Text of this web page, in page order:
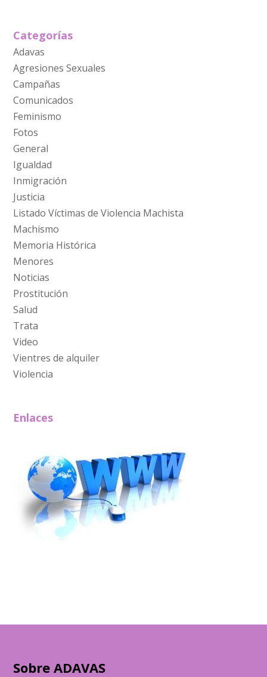
Categorías
Adavas
Agresiones Sexuales
Campañas
Comunicados
Feminismo
Fotos
General
Igualdad
Inmigración
Justicia
Listado Víctimas de Violencia Machista
Machismo
Memoria Histórica
Menores
Noticias
Prostitución
Salud
Trata
Video
Vientres de alquiler
Violencia
Enlaces
Sobre ADAVAS